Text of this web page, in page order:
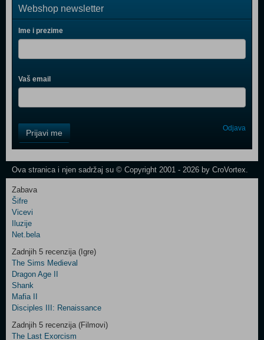
Webshop newsletter
Ime i prezime
Vaš email
Field
One
Control
Two
Newsletter
Control
Field
Three
Prijavi me Odjava
Ova stranica i njen sadržaj su © Copyright 2001 - 2026 by CroVortex.
Zabava
Šifre
Vicevi
Iluzije
Net.bela
Zadnjih 5 recenzija (Igre)
The Sims Medieval
Dragon Age II
Shank
Mafia II
Disciples III: Renaissance
Zadnjih 5 recenzija (Filmovi)
The Last Exorcism